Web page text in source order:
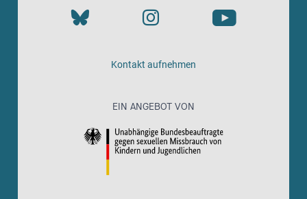
Kontakt aufnehmen
EIN ANGEBOT VON